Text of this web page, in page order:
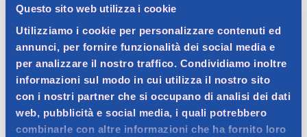
Questo sito web utilizza i cookie
Utilizziamo i cookie per personalizzare contenuti ed
annunci, per fornire funzionalità dei social media e
per analizzare il nostro traffico. Condividiamo inoltre
informazioni sul modo in cui utilizza il nostro sito
con i nostri partner che si occupano di analisi dei dati
web, pubblicità e social media, i quali potrebbero
combinarle con altre informazioni che ha fornito loro
Spedizione Resi Contattaci Faq